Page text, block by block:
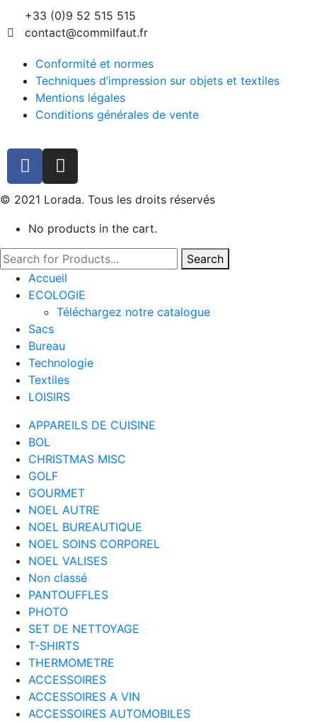
+33 (0)9 52 515 515
contact@commilfaut.fr
Conformité et normes
Techniques d’impression sur objets et textiles
Mentions légales
Conditions générales de vente
© 2021 Lorada. Tous les droits réservés
No products in the cart.
Search
Accueil
ECOLOGIE
Téléchargez notre catalogue
Sacs
Bureau
Technologie
Textiles
LOISIRS
APPAREILS DE CUISINE
BOL
CHRISTMAS MISC
GOLF
GOURMET
NOEL AUTRE
NOEL BUREAUTIQUE
NOEL SOINS CORPOREL
NOEL VALISES
Non classé
PANTOUFFLES
PHOTO
SET DE NETTOYAGE
T-SHIRTS
THERMOMETRE
ACCESSOIRES
ACCESSOIRES A VIN
ACCESSOIRES AUTOMOBILES